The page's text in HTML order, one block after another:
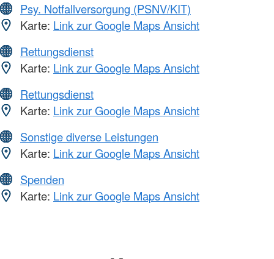
Psy. Notfallversorgung (PSNV/KIT)
Karte: Link zur Google Maps Ansicht
Rettungsdienst
Karte: Link zur Google Maps Ansicht
Rettungsdienst
Karte: Link zur Google Maps Ansicht
Sonstige diverse Leistungen
Karte: Link zur Google Maps Ansicht
Spenden
Karte: Link zur Google Maps Ansicht